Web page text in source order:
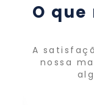
O
A
nossa